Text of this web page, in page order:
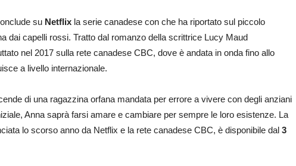
su Netflix la serie canadese con che ha riportato sul piccolo
dai capelli rossi. Tratto dal romanzo della scrittrice Lucy Maud
nel 2017 sulla rete canadese CBC, dove è andata in onda fino allo
a livello internazionale.
di una ragazzina orfana mandata per errore a vivere con degli anziani
Anna saprà farsi amare e cambiare per sempre le loro esistenze. La
lo scorso anno da Netflix e la rete canadese CBC, è disponibile dal 3